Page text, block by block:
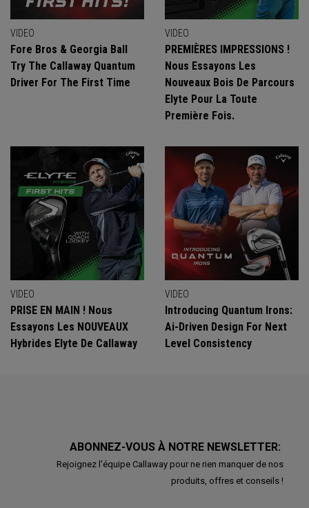
VIDEO
Fore Bros & Georgia Ball
Try The Callaway Quantum
Driver For The First Time
VIDEO
PREMIÈRES IMPRESSIONS !
Nous Essayons Les
Nouveaux Bois De Parcours
Elyte Pour La Toute
Première Fois.
VIDEO
PRISE EN MAIN ! Nous
Essayons Les NOUVEAUX
Hybrides Elyte De Callaway
VIDEO
Introducing Quantum Irons:
Ai-Driven Design For Next
Level Consistency
ABONNEZ-VOUS À NOTRE NEWSLETTER:
Rejoignez l'équipe Callaway pour ne rien manquer de nos
produits, offres et conseils !